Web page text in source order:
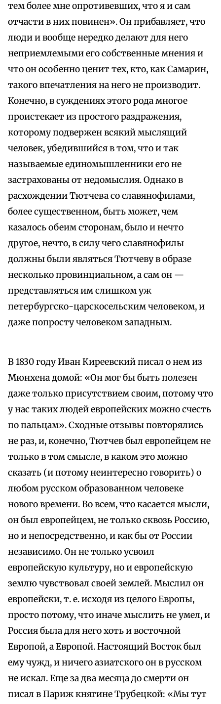
тем более мне опротивевших, что я и сам
отчасти в них повинен». Он прибавляет, что
люди и вообще нередко делают для него
неприемлемыми его собственные мнения и
что он особенно ценит тех, кто, как Самарин,
такого впечатления на него не производит.
Конечно, в суждениях этого рода многое
проистекает из простого раздражения,
которому подвержен всякий мыслящий
человек, убедившийся в том, что и так
называемые единомышленники его не
застрахованы от недомыслия. Однако в
расхождении Тютчева со славянофилами,
более существенном, быть может, чем
казалось обеим сторонам, было и нечто
другое, нечто, в силу чего славянофилы
должны были являться Тютчеву в образе
несколько провинциальном, а сам он —
представляться им слишком уж
петербургско-царскосельским человеком, и
даже попросту человеком западным.
В 1830 году Иван Киреевский писал о нем из
Мюнхена домой: «Он мог бы быть полезен
даже только присутствием своим, потому что
у нас таких людей европейских можно счесть
по пальцам». Сходные отзывы повторялись
не раз, и, конечно, Тютчев был европейцем не
только в том смысле, в каком это можно
сказать (и потому неинтересно говорить) о
любом русском образованном человеке
нового времени. Во всем, что касается мысли,
он был европейцем, не только сквозь Россию,
но и непосредственно, и как бы от России
независимо. Он не только усвоил
европейскую культуру, но и европейскую
землю чувствовал своей землей. Мыслил он
европейски, т. е. исходя из целого Европы,
просто потому, что иначе мыслить не умел, и
Россия была для него хоть и восточной
Европой, а Европой. Настоящий Восток был
ему чужд, и ничего азиатского он в русском
не искал. Еще за два месяца до смерти он
писал в Париж княгине Трубецкой: «Мы тут